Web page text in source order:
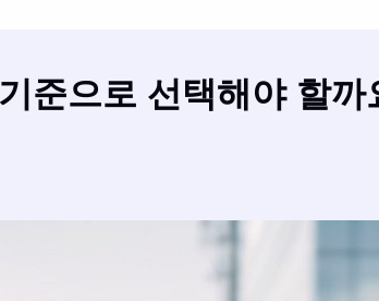
준으로 선택해야 할까